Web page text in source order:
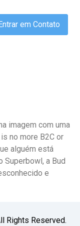
em Contato
imagem com uma
no more B2C or
alguém está
Superbowl, a Bud
e
Rights Reserved.